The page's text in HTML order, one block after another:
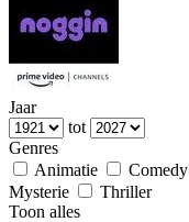
Jaar
tot
Genres
Animatie
Comedy
Mysterie
Thriller
Toon alles